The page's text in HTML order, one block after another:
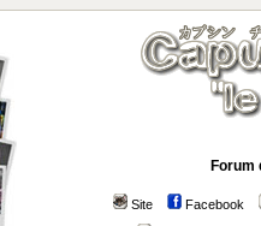
Forum
Site Facebook